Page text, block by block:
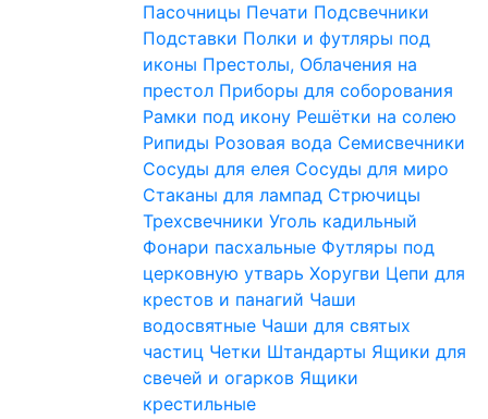
Пасочницы Печати Подсвечники
Подставки Полки и футляры под
иконы Престолы, Облачения на
престол Приборы для соборования
Рамки под икону Решётки на солею
Рипиды Розовая вода Семисвечники
Сосуды для елея Сосуды для миро
Стаканы для лампад Стрючицы
Трехсвечники Уголь кадильный
Фонари пасхальные Футляры под
церковную утварь Хоругви Цепи для
крестов и панагий Чаши
водосвятные Чаши для святых
частиц Четки Штандарты Ящики для
свечей и огарков Ящики
крестильные